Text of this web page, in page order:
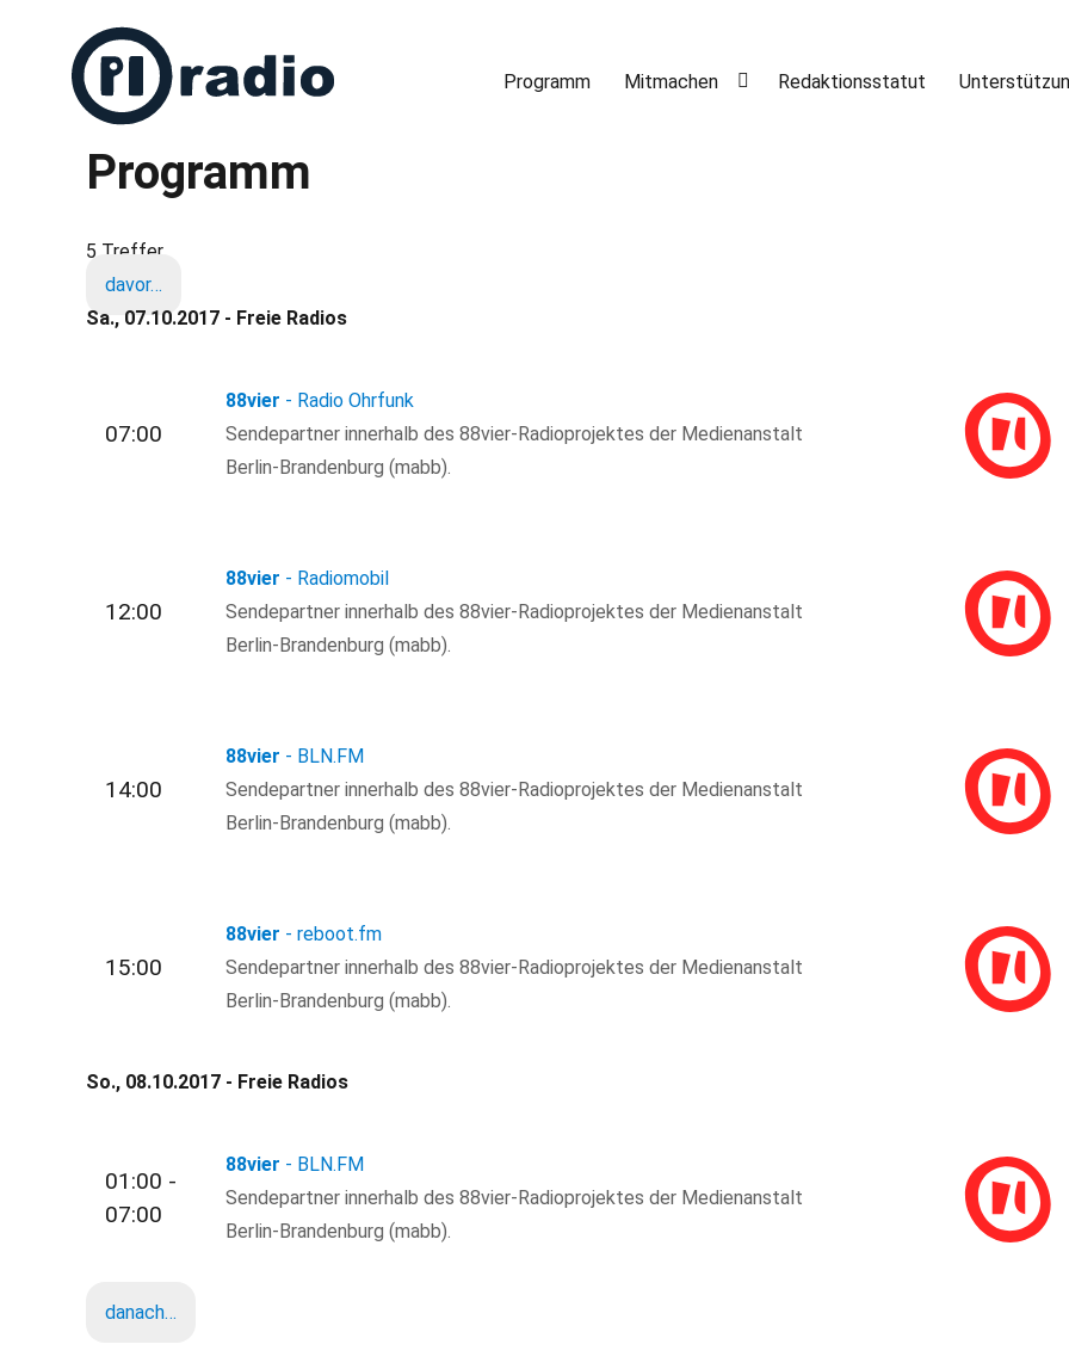
Freies Radio in Berlin
Programm Mitmachen Redaktionsstatut
Programm
5 Treffer
davor…
Sa., 07.10.2017 - Freie Radios
07:00
88vier - Radio Ohrfunk
Sendepartner innerhalb des 88vier-Radioprojektes der Medienanstalt
Berlin-Brandenburg (mabb).
12:00
88vier - Radiomobil
Sendepartner innerhalb des 88vier-Radioprojektes der Medienanstalt
Berlin-Brandenburg (mabb).
14:00
88vier - BLN.FM
Sendepartner innerhalb des 88vier-Radioprojektes der Medienanstalt
Berlin-Brandenburg (mabb).
15:00
88vier - reboot.fm
Sendepartner innerhalb des 88vier-Radioprojektes der Medienanstalt
Berlin-Brandenburg (mabb).
So., 08.10.2017 - Freie Radios
01:00 -
07:00
88vier - BLN.FM
Sendepartner innerhalb des 88vier-Radioprojektes der Medienanstalt
Berlin-Brandenburg (mabb).
danach…